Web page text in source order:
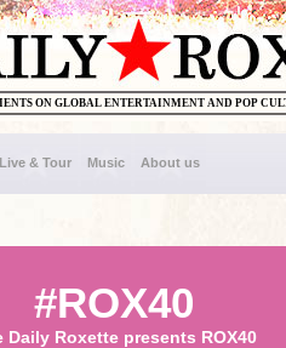
ON GLOBAL ENTERTAINMENT AND POP
Live & Tour Music About us
#ROX40
Daily Roxette presents ROX40